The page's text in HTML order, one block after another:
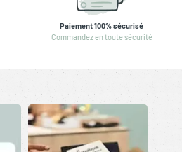
Paiement 100% sécurisé
Commandez en toute sécurité